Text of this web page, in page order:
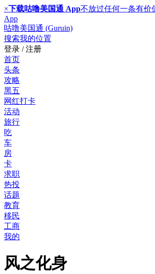
×下载咕噜美国通 App不放过任何一条有价
App
咕噜美国通 (Guruin)
搜索我的位置
登录 / 注册
首页
头条
攻略
黑五
网红打卡
活动
旅行
吃
车
房
卡
求职
热投
话题
教育
移民
工商
我的
风之化身